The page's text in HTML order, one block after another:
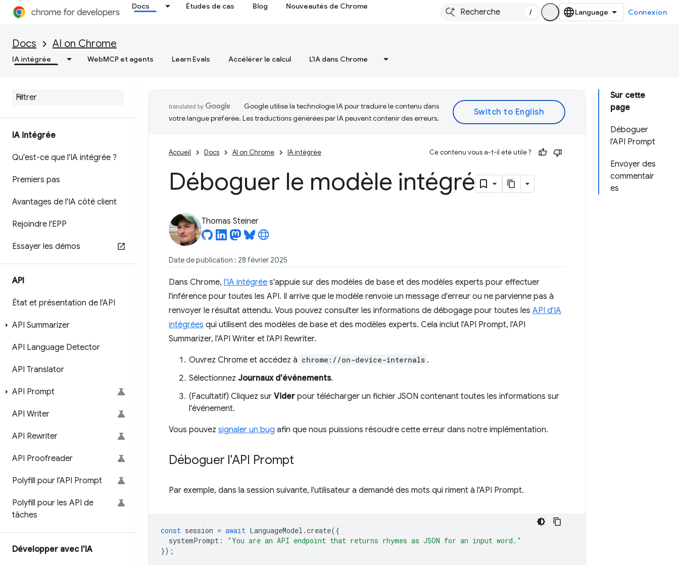
Docs Études de cas Blog Nouveautés de Chrome
/ Connexion
Docs AI on Chrome
IA intégrée WebMCP et agents Learn Evals Accélérer le calcul L'IA dans Chrome
IA intégrée
Qu'est-ce que l'IA intégrée ?
Premiers pas
Avantages de l'IA côté client
Rejoindre l'EPP
Essayer les démos
API
État et présentation de l'API
API Summarizer
API Language Detector
API Translator
API Prompt
API Writer
API Rewriter
API Proofreader
Polyfill pour l'API Prompt
Polyfill pour les API de
tâches
Développer avec l'IA
Sur cette
page
Déboguer
l'API Prompt
Envoyer des
commentair
es
Google utilise la technologie IA pour traduire le contenu dans
votre langue préférée. Les traductions générées par IA peuvent contenir des erreurs.
Accueil Docs AI on Chrome IA intégrée Ce contenu vous a-t-il été utile ?
Déboguer le modèle intégré
Thomas Steiner
Date de publication : 28 février 2025
Dans Chrome, l'IA intégrée s'appuie sur des modèles de base et des modèles experts pour effectuer
l'inférence pour toutes les API. Il arrive que le modèle renvoie un message d'erreur ou ne parvienne pas à
renvoyer le résultat attendu. Vous pouvez consulter les informations de débogage pour toutes les API d'IA
intégrées qui utilisent des modèles de base et des modèles experts. Cela inclut l'API Prompt, l'API
Summarizer, l'API Writer et l'API Rewriter.
Ouvrez Chrome et accédez à chrome://on-device-internals .
Sélectionnez Journaux d'événements.
(Facultatif) Cliquez sur Vider pour télécharger un fichier JSON contenant toutes les informations sur
l'événement.
Vous pouvez signaler un bug afin que nous puissions résoudre cette erreur dans notre implémentation.
Déboguer l'API Prompt
Par exemple, dans la session suivante, l'utilisateur a demandé des mots qui riment à l'API Prompt.
const session = await LanguageModel .create({
systemPrompt :
"You are an API endpoint that returns rhymes as JSON for an input word."
});